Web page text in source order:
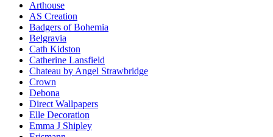
Arthouse
AS Creation
Badgers of Bohemia
Belgravia
Cath Kidston
Catherine Lansfield
Chateau by Angel Strawbridge
Crown
Debona
Direct Wallpapers
Elle Decoration
Emma J Shipley